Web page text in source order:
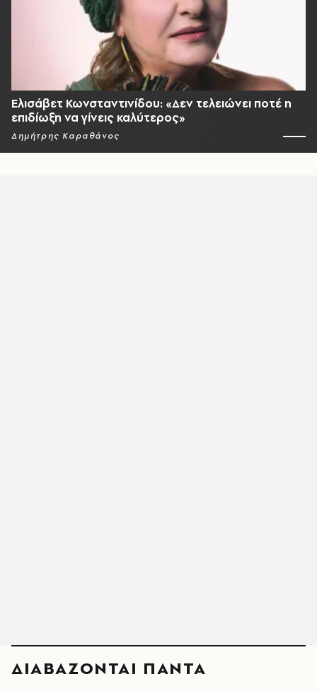
Ελισάβετ Κωνσταντινίδου: «Δεν τελειώνει ποτέ η
επιδίωξη να γίνεις καλύτερος»
Δημήτρης Καραθάνος
ΔΙΑΒΑΖΟΝΤΑΙ ΠΑΝΤΑ